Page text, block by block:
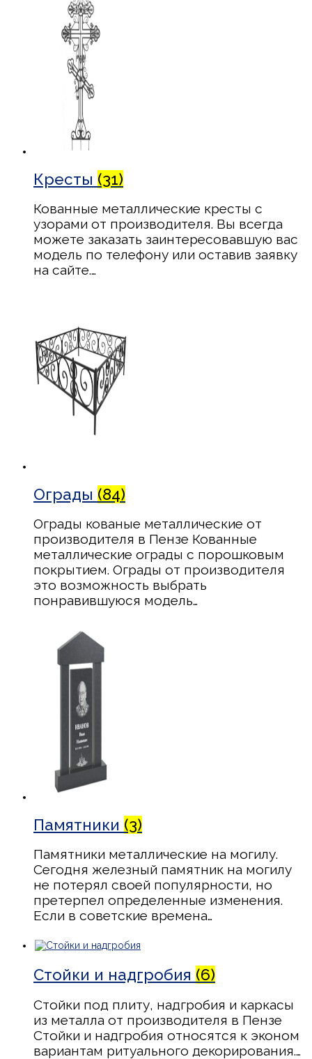
Кресты (31)
Кованные металлические кресты с
узорами от производителя. Вы всегда
можете заказать заинтересовавшую вас
модель по телефону или оставив заявку
на сайте.…
Ограды (84)
Ограды кованые металлические от
производителя в Пензе Кованные
металлические ограды с порошковым
покрытием. Ограды от производителя
это возможность выбрать
понравившуюся модель…
Памятники (3)
Памятники металлические на могилу.
Сегодня железный памятник на могилу
не потерял своей популярности, но
претерпел определенные изменения.
Если в советские времена…
Стойки и надгробия (6)
Стойки под плиту, надгробия и каркасы
из металла от производителя в Пензе
Стойки и надгробия относятся к эконом
вариантам ритуального декорирования.…